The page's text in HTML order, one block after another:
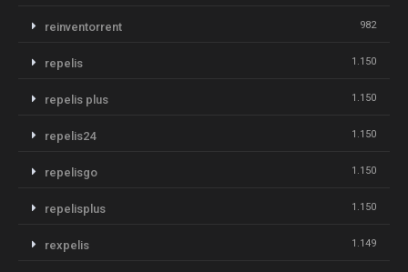
reinventorrent 982
repelis 1.150
repelis plus 1.150
repelis24 1.150
repelisgo 1.150
repelisplus 1.150
rexpelis 1.149